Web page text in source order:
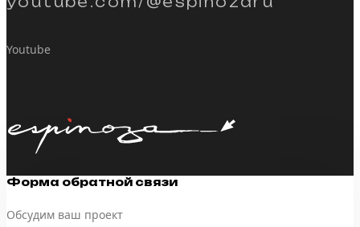
Youtube
Форма обратной связи
Обсудим ваш проект